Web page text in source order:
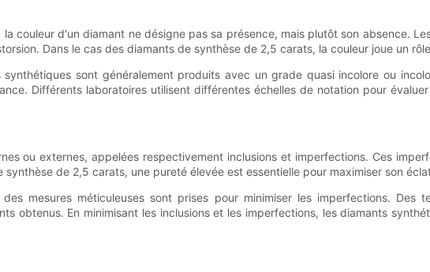
couleur d'un diamant ne désigne pas sa présence, mais plutôt son absence.
Dans le cas des diamants de synthèse de 2,5 carats, la couleur joue un
sont généralement produits avec un grade quasi incolore ou
Différents laboratoires utilisent différentes échelles de notation pour
ou externes, appelées respectivement inclusions et imperfections. Ces
de 2,5 carats, une pureté élevée est essentielle pour maximiser son
mesures méticuleuses sont prises pour minimiser les imperfections. Des
obtenus. En minimisant les inclusions et les imperfections, les diamants